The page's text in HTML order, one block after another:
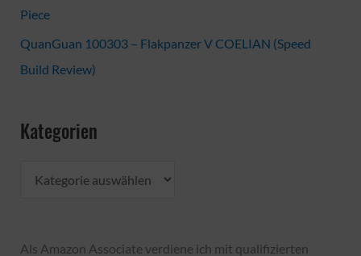
Piece
QuanGuan 100303 – Flakpanzer V COELIAN (Speed
Build Review)
Kategorien
e
Als Amazon Associate verdiene ich mit qualifizierten